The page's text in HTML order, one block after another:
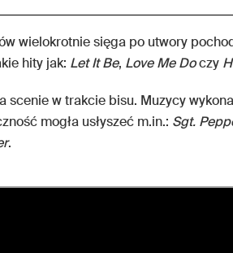
wielokrotnie sięga po utwory
hity jak: Let It Be, Love Me Doczy
scenie w trakcie bisu. Muzycy
mogła usłyszeć m.in.: Sgt.
.